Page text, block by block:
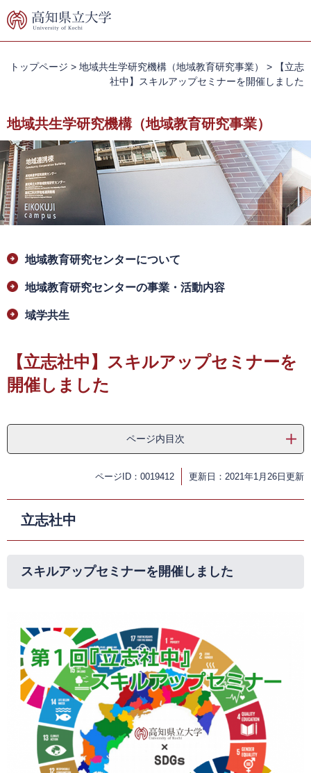
ー
ニ
て
本
文
へ
トップページ > 地域共生学研究機構（地域教育研究事業） >
【立志
社中】スキルアップセミナーを開催しました
地域共生学研究機構（地域教育研究事業）
文
地域教育研究センターについて
地域教育研究センターの事業・活動内容
域学共生
【立志社中】スキルアップセミナーを
開催しました
ページ内目次
ページID：0019412 更新日：2021年1月26日更新
立志社中
スキルアップセミナーを開催しました